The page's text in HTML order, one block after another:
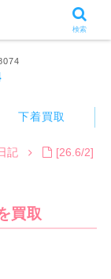
下着買取
記
[26.6/2]
買取
検索